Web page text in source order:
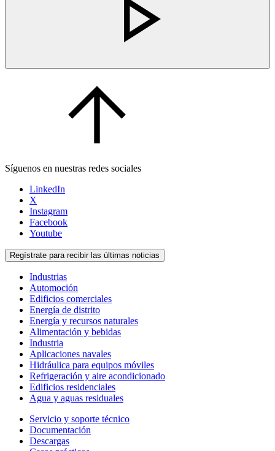
Síguenos en nuestras redes sociales
LinkedIn
X
Instagram
Facebook
Youtube
Regístrate para recibir las últimas noticias
Industrias
Automoción
Edificios comerciales
Energía de distrito
Energía y recursos naturales
Alimentación y bebidas
Industria
Aplicaciones navales
Hidráulica para equipos móviles
Refrigeración y aire acondicionado
Edificios residenciales
Agua y aguas residuales
Servicio y soporte técnico
Documentación
Descargas